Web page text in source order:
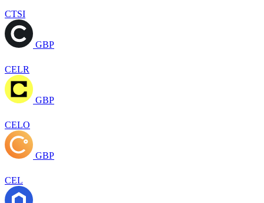
CTSI
GBP
CELR
GBP
CELO
GBP
CEL